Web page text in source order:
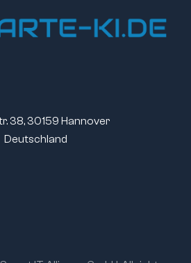
38, 30159 Hannover
Deutschland